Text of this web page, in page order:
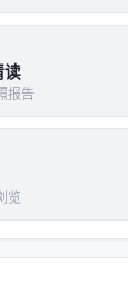
读
报告
览